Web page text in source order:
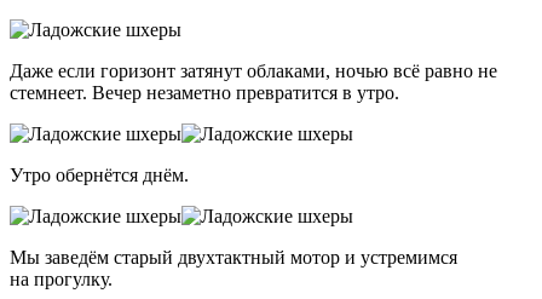
Даже если горизонт затянут облаками, ночью всё равно не
стемнеет. Вечер незаметно превратится в утро.
Утро обернётся днём.
Мы заведём старый двухтактный мотор и устремимся
на прогулку.